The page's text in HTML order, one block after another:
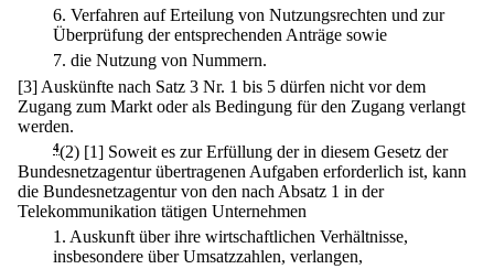
6. Verfahren auf Erteilung von Nutzungsrechten und zur
Überprüfung der entsprechenden Anträge sowie
7. die Nutzung von Nummern.
[3] Auskünfte nach Satz 3 Nr. 1 bis 5 dürfen nicht vor dem
Zugang zum Markt oder als Bedingung für den Zugang verlangt
werden.
4(2) [1] Soweit es zur Erfüllung der in diesem Gesetz der
Bundesnetzagentur übertragenen Aufgaben erforderlich ist, kann
die Bundesnetzagentur von den nach Absatz 1 in der
Telekommunikation tätigen Unternehmen
1. Auskunft über ihre wirtschaftlichen Verhältnisse,
insbesondere über Umsatzzahlen, verlangen,